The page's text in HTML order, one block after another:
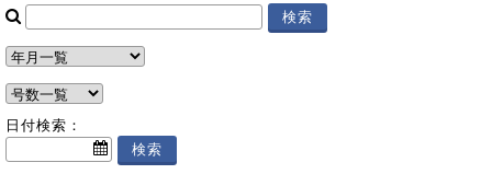
日付検索：